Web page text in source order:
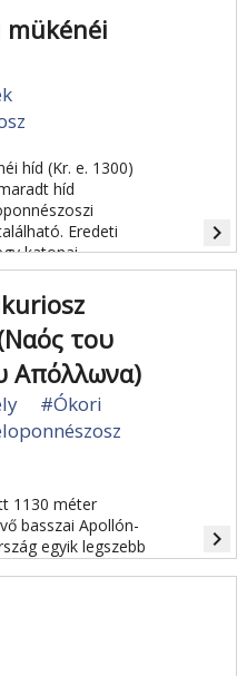
mükénéi
híd (Kr. e. 1300)
híd
Eredeti
katonai
Epidaurosz ősi
Mükénével.
navigate_next
του
Απόλλωνα)
#Ókori
1130 méter
basszai Apollón-
egyik legszebb
navigate_next